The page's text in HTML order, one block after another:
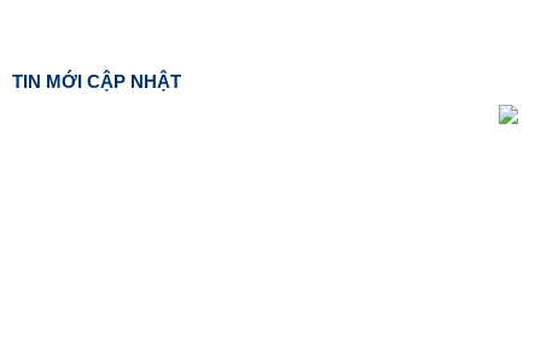
TIN MỚI CẬP NHẬT